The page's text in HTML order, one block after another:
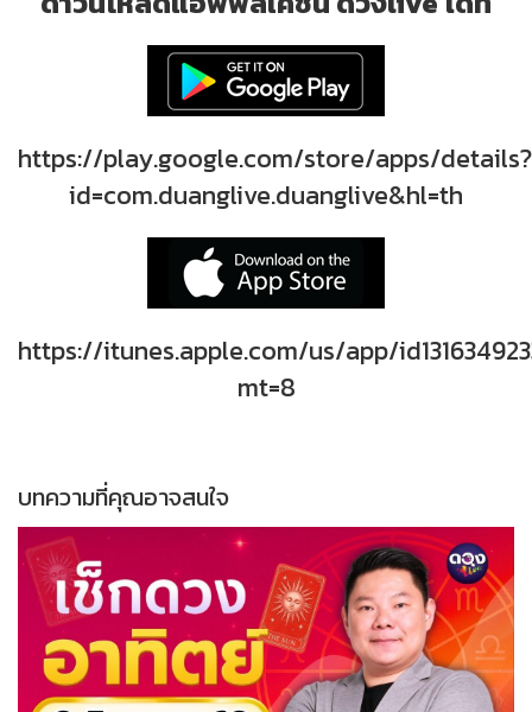
https://play.google.com/store/apps/details?
id=com.duanglive.duanglive&hl=th
https://itunes.apple.com/us/app/
mt=8
บทความที่คุณอาจสนใจ